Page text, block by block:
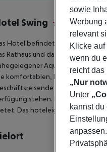
Swing
Hotel befindet sich in einer
Rathaus und das Wawel-
Aquapark macht
komfortablen, hellen Zimmer
werden auch
stehen. Das Hotel
Das hoteleigene
sowie
Werbung
relevant
Klicke auf
wenn du
reicht
„Nur
Unter
kannst